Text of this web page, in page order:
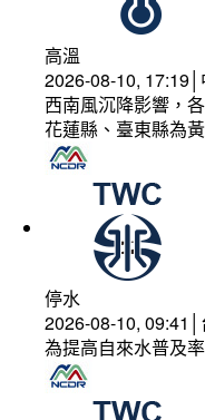
高溫
2026-08-10,
西南風沉降影響，
花蓮縣、臺東縣為
停水
2026-08-10,
為提高自來水普及